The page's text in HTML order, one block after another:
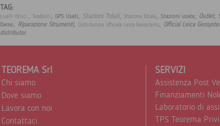
TAG:
Livelli Ottici , Teodoliti, GPS Usati, Stazioni Totali, Stazione Totale, Stazioni usate, Outlet,
Demo, Riparazione Strumenti, Distributore Ufficiale Leica Geosytems, Official Leica
distributor.
TEOREMA Srl
Chi siamo
Dove siamo
Lavora con noi
Contattaci
SERVIZI
Assistenza Post
Finanziamenti
Laboratorio di
TPS Teorema